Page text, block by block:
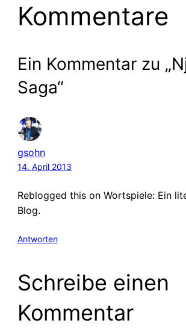
Kommentare
Ein Kommentar zu
Saga“
gsohn
14. April 2013
Reblogged this on Wortspiele: Ein
Blog.
Antworten
Schreibe einen
Kommentar